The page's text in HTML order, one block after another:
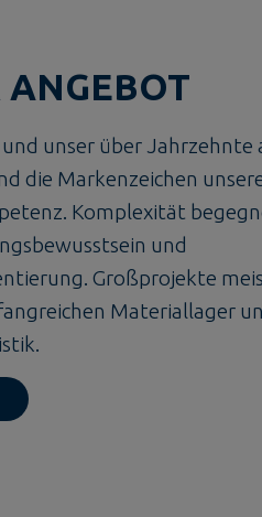
ANGEBOT
unser über Jahrzehnte
die Markenzeichen
Komplexität
und
Großprojekte
Materiallager